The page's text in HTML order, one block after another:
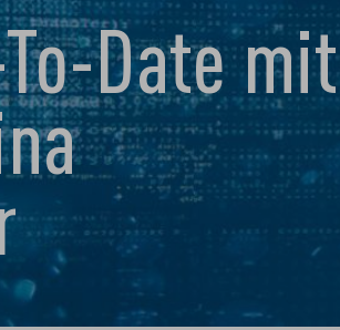
Date mit